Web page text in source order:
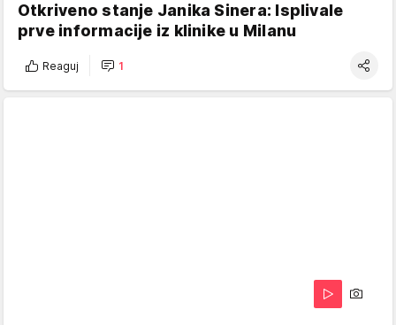
Otkriveno stanje Janika Sinera: Isplivale
prve informacije iz klinike u Milanu
Reaguj 1